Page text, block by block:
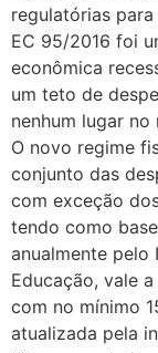
regulatórias
EC 95/2016 foi
econômica
um teto de
nenhum lugar no
O novo regime
conjunto das
com exceção
tendo como
anualmente pelo
Educação, vale
com no mínimo
atualizada pela